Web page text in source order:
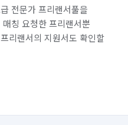
전문가 프리랜서풀을
칭 요청한 프리랜서뿐
리랜서의 지원서도 확인할